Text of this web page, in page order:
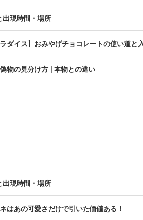
出現時間・場所
ダイス】おみやげチョコレートの使い道と
物の見分け方 | 本物との違い
出現時間・場所
はあの可愛さだけで引いた価値ある！